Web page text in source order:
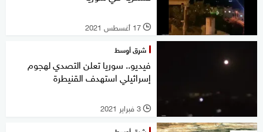
l 17 أغسطس 2021
شرق أوسط
فيديو.. سوريا تعلن التصدي لهجوم
إسرائيلي استهدف القنيطرة
l 3 فبراير 2021